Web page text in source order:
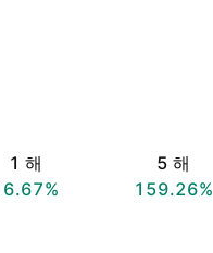
1 해
5 해
159.26%